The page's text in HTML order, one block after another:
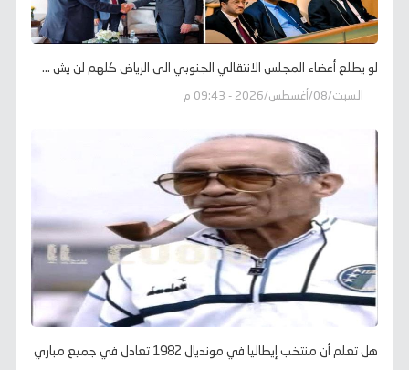
لو يطلع أعضاء المجلس الانتقالي الجنوبي الى الرياض كلهم لن يش ...
السبت/08/أغسطس/2026 - 09:43 م
هل تعلم أن منتخب إيطاليا في مونديال 1982 تعادل في جميع مباري